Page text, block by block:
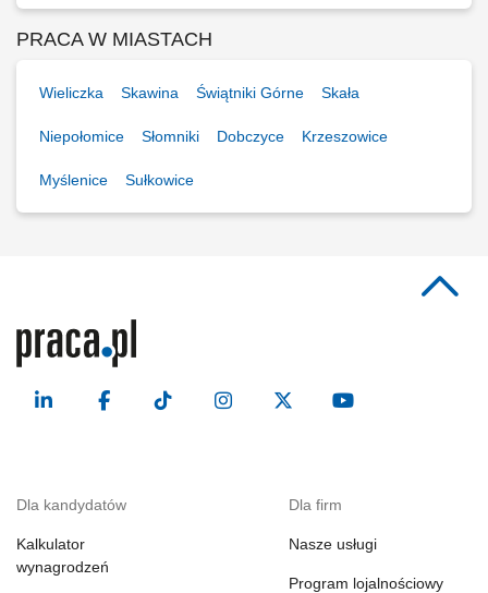
PRACA W MIASTACH
Wieliczka Skawina Świątniki Górne Skała
Niepołomice Słomniki Dobczyce Krzeszowice
Myślenice Sułkowice
Dla kandydatów
Kalkulator
wynagrodzeń
Dla firm
Nasze usługi
Program lojalnościowy